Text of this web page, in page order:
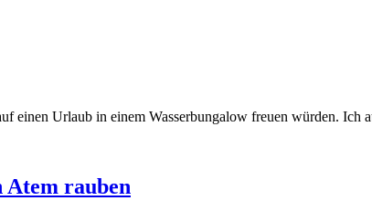
einen Urlaub in einem Wasserbungalow freuen würden.
Atem rauben